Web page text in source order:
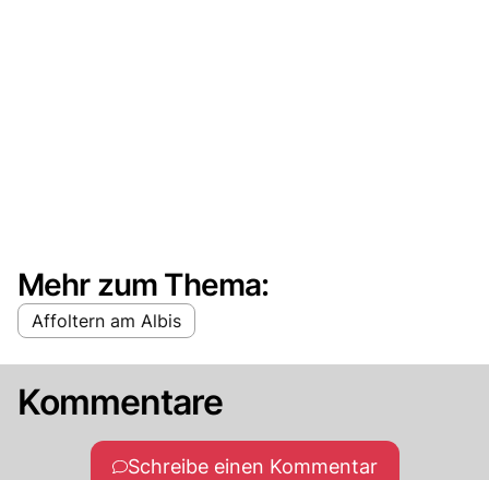
Mehr zum Thema:
Affoltern am Albis
Kommentare
Schreibe einen Kommentar